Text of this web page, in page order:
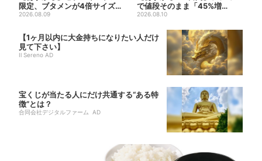
限定、ブタメンが4倍サイズ
「超ビッグ」で登場 さらに
2026.08.09
で値段そのまま「45%増
量」、1週目は売り上げ通常
2026.08.10
【1ヶ月以内に大金持ちになりたい人だけ
見て下さい】
Il Sereno AD
宝くじが当たる人にだけ共通する“ある特
徴”とは？
合同会社デジタルファーム AD